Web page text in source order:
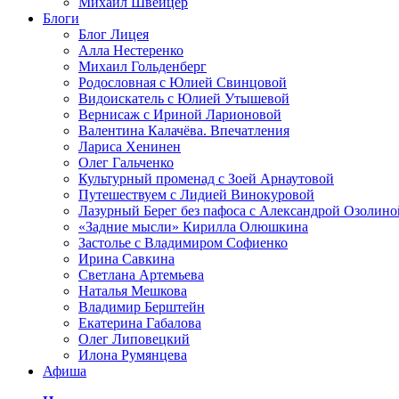
Блоги
Блог Лицея
Алла Нестеренко
Михаил Гольденберг
Родословная с Юлией Свинцовой
Видоискатель с Юлией Утышевой
Вернисаж с Ириной Ларионовой
Валентина Калачёва. Впечатления
Лариса Хенинен
Олег Гальченко
Культурный променад с Зоей Арнаутовой
Путешествуем с Лидией Винокуровой
Лазурный Берег без пафоса с Александрой
«Задние мысли» Кирилла Олюшкина
Застолье с Владимиром Софиенко
Ирина Савкина
Светлана Артемьева
Наталья Мешкова
Владимир Берштейн
Екатерина Габалова
Олег Липовецкий
Илона Румянцева
Афиша